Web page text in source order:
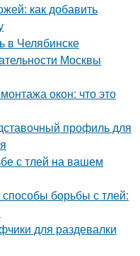
как добавить
в Челябинске
Москвы
окон: что это
профиль для
с тлей на вашем
борьбы с тлей:
для раздевалки